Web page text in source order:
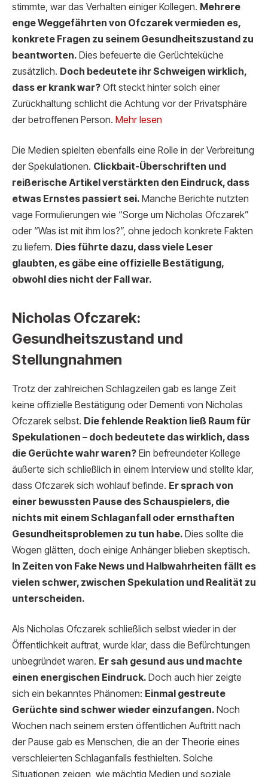
stimmte, war das Verhalten einiger Kollegen. Mehrere
enge Weggefährten von Ofczarek vermieden es,
konkrete Fragen zu seinem Gesundheitszustand zu
beantworten. Dies befeuerte die Gerüchteküche
zusätzlich. Doch bedeutete ihr Schweigen wirklich,
dass er krank war? Oft steckt hinter solch einer
Zurückhaltung schlicht die Achtung vor der Privatsphäre
der betroffenen Person. Mehr lesen
Die Medien spielten ebenfalls eine Rolle in der Verbreitung
der Spekulationen. Clickbait-Überschriften und
reißerische Artikel verstärkten den Eindruck, dass
etwas Ernstes passiert sei. Manche Berichte nutzten
vage Formulierungen wie “Sorge um Nicholas Ofczarek”
oder “Was ist mit ihm los?”, ohne jedoch konkrete Fakten
zu liefern. Dies führte dazu, dass viele Leser
glaubten, es gäbe eine offizielle Bestätigung,
obwohl dies nicht der Fall war.
Nicholas Ofczarek:
Gesundheitszustand und
Stellungnahmen
Trotz der zahlreichen Schlagzeilen gab es lange Zeit
keine offizielle Bestätigung oder Dementi von Nicholas
Ofczarek selbst. Die fehlende Reaktion ließ Raum für
Spekulationen – doch bedeutete das wirklich, dass
die Gerüchte wahr waren? Ein befreundeter Kollege
äußerte sich schließlich in einem Interview und stellte klar,
dass Ofczarek sich wohlauf befinde. Er sprach von
einer bewussten Pause des Schauspielers, die
nichts mit einem Schlaganfall oder ernsthaften
Gesundheitsproblemen zu tun habe. Dies sollte die
Wogen glätten, doch einige Anhänger blieben skeptisch.
In Zeiten von Fake News und Halbwahrheiten fällt es
vielen schwer, zwischen Spekulation und Realität zu
unterscheiden.
Als Nicholas Ofczarek schließlich selbst wieder in der
Öffentlichkeit auftrat, wurde klar, dass die Befürchtungen
unbegründet waren. Er sah gesund aus und machte
einen energischen Eindruck. Doch auch hier zeigte
sich ein bekanntes Phänomen: Einmal gestreute
Gerüchte sind schwer wieder einzufangen. Noch
Wochen nach seinem ersten öffentlichen Auftritt nach
der Pause gab es Menschen, die an der Theorie eines
verschleierten Schlaganfalls festhielten. Solche
Situationen zeigen, wie mächtig Medien und soziale